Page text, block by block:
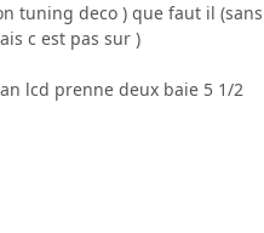
tuning deco ) que faut il
c est pas sur )
lcd prenne deux baie 5 1/2